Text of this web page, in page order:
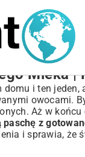
Mleka
i ten jeden,
owocami.
Aż w końcu
z
i sprawia,